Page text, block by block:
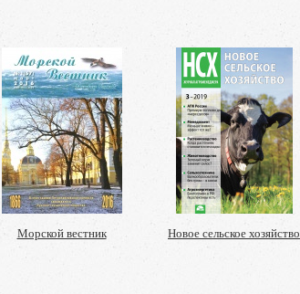
Морской вестник Новое сельское хозяйство